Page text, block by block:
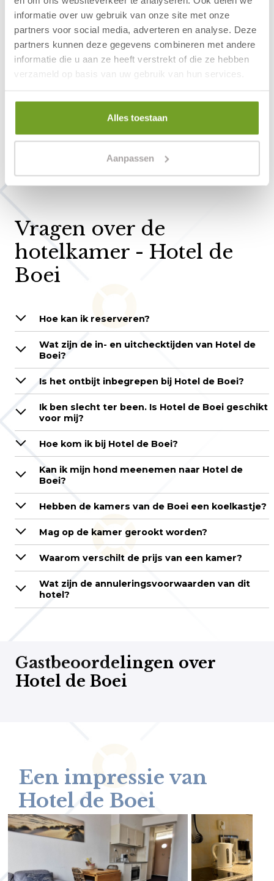
informatie over uw gebruik van onze site met onze
partners voor social media, adverteren en analyse. Deze
partners kunnen deze gegevens combineren met andere
informatie die u aan ze heeft verstrekt of die ze hebben
verzameld op basis van uw gebruik van hun services.
Alles toestaan
Aanpassen
Over Hotel de Boei
Hotel de Boei is een kleinschalig en knus
familiehotel in Egmond aan Zee en beschikt
over hotelkamers en appartementen voor 2 tot
Ideaal dus voor een heerlijk verblijf aan de
Vragen over de
hotelkamer - Hotel de
Boei
Hoe kan ik reserveren?
Wat zijn de in- en uitchecktijden van Hotel de
Boei?
Is het ontbijt inbegrepen bij Hotel de Boei?
Ik ben slecht ter been. Is Hotel de Boei geschikt
voor mij?
Hoe kom ik bij Hotel de Boei?
Kan ik mijn hond meenemen naar Hotel de
Boei?
Hebben de kamers van de Boei een koelkastje?
Mag op de kamer gerookt worden?
Waarom verschilt de prijs van een kamer?
Wat zijn de annuleringsvoorwaarden van dit
hotel?
Gastbeoordelingen over
Hotel de Boei
Een impressie van
Hotel de Boei